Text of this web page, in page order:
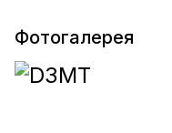
Фотогалерея